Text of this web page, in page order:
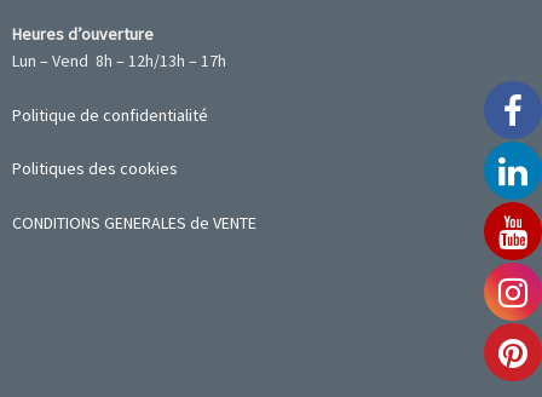
Heures d’ouverture
Lun – Vend 8h – 12h/13h – 17h
Politique de confidentialité
Politiques des cookies
CONDITIONS GENERALES de VENTE